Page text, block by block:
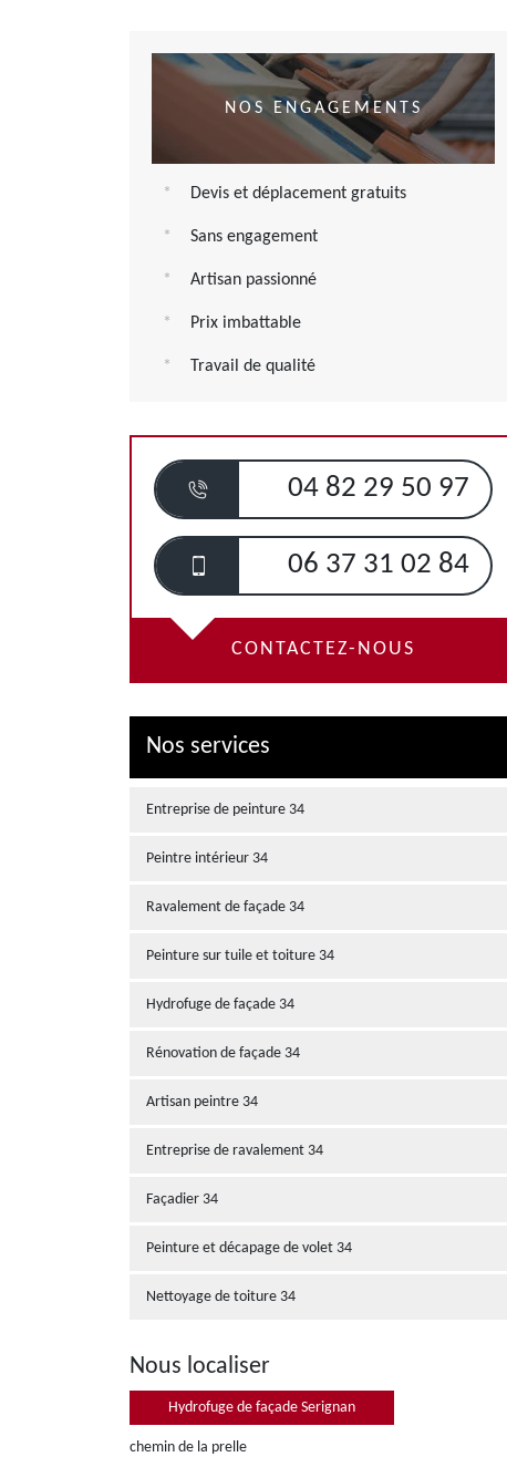
NOS ENGAGEMENTS
Devis et déplacement gratuits
Sans engagement
Artisan passionné
Prix imbattable
Travail de qualité
04 82 29 50 97
06 37 31 02 84
CONTACTEZ-NOUS
Nos services
Entreprise de peinture 34
Peintre intérieur 34
Ravalement de façade 34
Peinture sur tuile et toiture 34
Hydrofuge de façade 34
Rénovation de façade 34
Artisan peintre 34
Entreprise de ravalement 34
Façadier 34
Peinture et décapage de volet 34
Nettoyage de toiture 34
Nous localiser
Hydrofuge de façade Serignan
chemin de la prelle